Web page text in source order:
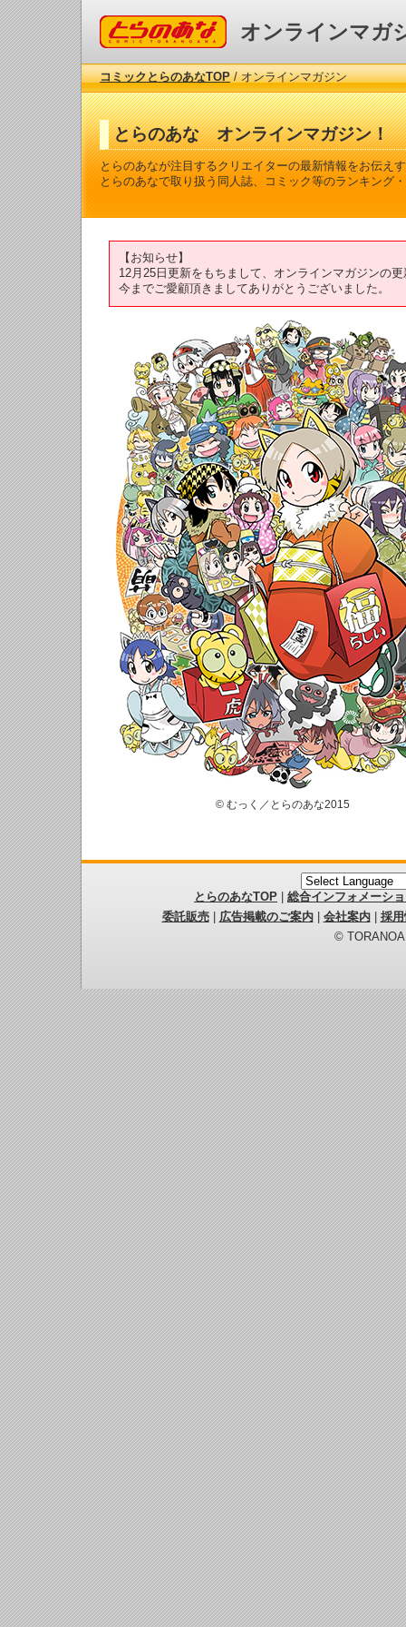
コミックとらのあな オンラインマガ
コミックとらのあなTOP/ オンラインマガジン
とらのあな オンラインマガジン！
とらのあなが注目するクリエイターの最新情報をお伝え
とらのあなで取り扱う同人誌、コミック等のランキング
【お知らせ】
12月25日更新をもちまして、オンラインマガジンの
今までご愛顧頂きましてありがとうございました。
© むっく／とらのあな2015
とらのあなTOP
総合インフォメーシ
委託販売| 広告掲載のご案内| 会社案内| 採
©